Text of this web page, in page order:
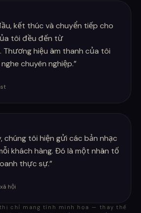
kết thúc và chuyển tiếp cho
tôi đều đến từ
Thương hiệu âm thanh của tôi
chuyên nghiệp.”
chúng tôi hiện gửi các bản nhạc
khách hàng. Đó là một nhân tố
thực sự.”
hội
chỉ mang tính minh họa — thay thế